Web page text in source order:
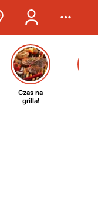
Czas na
grilla!